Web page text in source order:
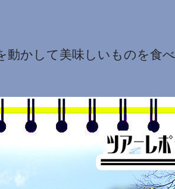
かして美味しいものを食